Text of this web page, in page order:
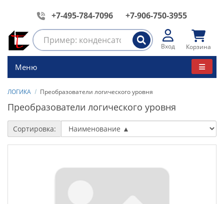
+7-495-784-7096 +7-906-750-3955
Вход Корзина
Меню
ЛОГИКА Преобразователи логического уровня
Преобразователи логического уровня
Сортировка: